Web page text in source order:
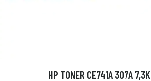
HP TONER CE741A 307A